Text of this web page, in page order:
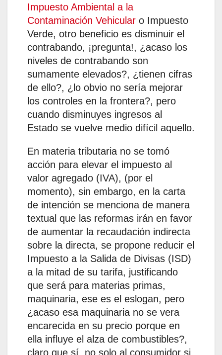
Impuesto Ambiental a la
Contaminación Vehicular o Impuesto
Verde, otro beneficio es disminuir el
contrabando, ¡pregunta!, ¿acaso los
niveles de contrabando son
sumamente elevados?, ¿tienen cifras
de ello?, ¿lo obvio no sería mejorar
los controles en la frontera?, pero
cuando disminuyes ingresos al
Estado se vuelve medio difícil aquello.
En materia tributaria no se tomó
acción para elevar el impuesto al
valor agregado (IVA), (por el
momento), sin embargo, en la carta
de intención se menciona de manera
textual que las reformas irán en favor
de aumentar la recaudación indirecta
sobre la directa, se propone reducir el
Impuesto a la Salida de Divisas (ISD)
a la mitad de su tarifa, justificando
que será para materias primas,
maquinaria, ese es el eslogan, pero
¿acaso esa maquinaria no se vera
encarecida en su precio porque en
ella influye el alza de combustibles?,
claro que sí, no solo al consumidor si